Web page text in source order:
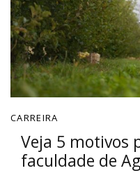
CARREIRA
Veja 5 motivos
faculdade de